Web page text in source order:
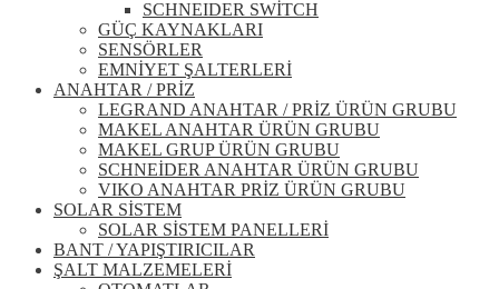
SCHNEIDER SWİTCH
GÜÇ KAYNAKLARI
SENSÖRLER
EMNİYET ŞALTERLERİ
ANAHTAR / PRİZ
LEGRAND ANAHTAR / PRİZ ÜRÜN GRUBU
MAKEL ANAHTAR ÜRÜN GRUBU
MAKEL GRUP ÜRÜN GRUBU
SCHNEİDER ANAHTAR ÜRÜN GRUBU
VIKO ANAHTAR PRİZ ÜRÜN GRUBU
SOLAR SİSTEM
SOLAR SİSTEM PANELLERİ
BANT / YAPIŞTIRICILAR
ŞALT MALZEMELERİ